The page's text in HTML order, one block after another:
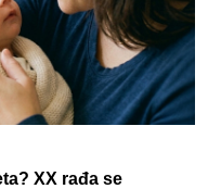
XX rađa se